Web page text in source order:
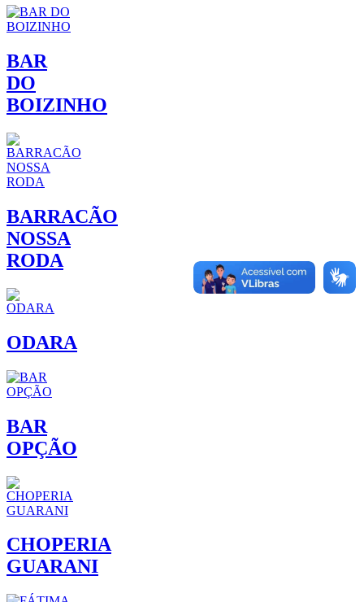
BAR
DO
BOIZINHO
BARRACÃO
NOSSA
RODA
ODARA
BAR
OPÇÃO
CHOPERIA
GUARANI